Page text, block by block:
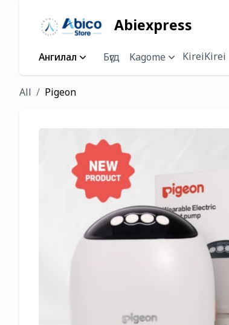
Abiexpress
Ангилал Бүгд Kagome KireiKirei
All Pigeon